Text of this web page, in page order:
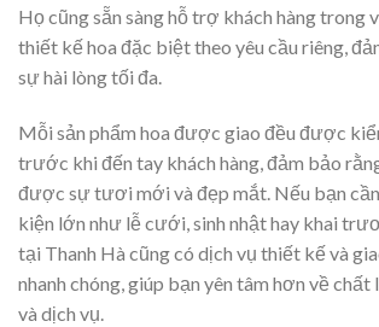
Họ cũng sẵn sàng hỗ trợ khách hàng trong
thiết kế hoa đặc biệt theo yêu cầu riêng,
sự hài lòng tối đa.
Mỗi sản phẩm hoa được giao đều được
trước khi đến tay khách hàng, đảm bảo
được sự tươi mới và đẹp mắt. Nếu bạn
kiện lớn như lễ cưới, sinh nhật hay khai
tại Thanh Hà cũng có dịch vụ thiết kế và
nhanh chóng, giúp bạn yên tâm hơn về
và dịch vụ.